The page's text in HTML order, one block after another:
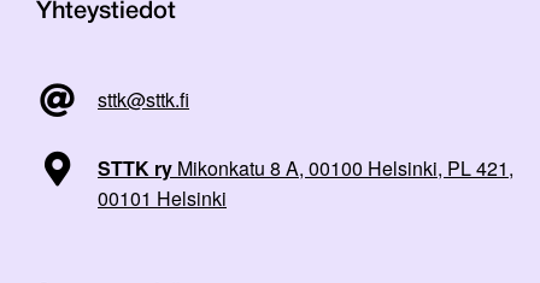
Yhteystiedot
sttk@sttk.fi
STTK ry Mikonkatu 8 A, 00100 Helsinki, PL 421,
00101 Helsinki